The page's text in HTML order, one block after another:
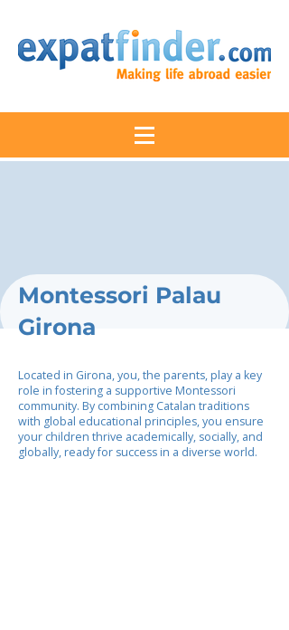
Montessori Palau
Girona
Located in Girona, you, the parents, play a key
role in fostering a supportive Montessori
community. By combining Catalan traditions
with global educational principles, you ensure
your children thrive academically, socially, and
globally, ready for success in a diverse world.